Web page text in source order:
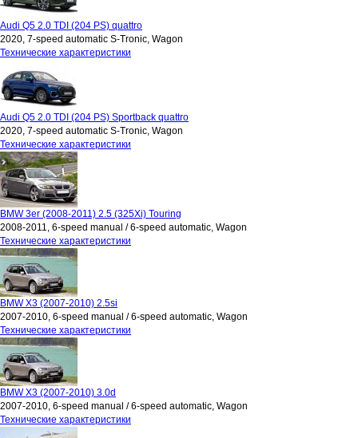
Audi Q5 2.0 TDI (204 PS) quattro
2020, 7-speed automatic S-Tronic, Wagon
Технические характеристики
Audi Q5 2.0 TDI (204 PS) Sportback quattro
2020, 7-speed automatic S-Tronic, Wagon
Технические характеристики
BMW 3er (2008-2011) 2.5 (325Xi) Touring
2008-2011, 6-speed manual / 6-speed automatic, Wagon
Технические характеристики
BMW X3 (2007-2010) 2.5si
2007-2010, 6-speed manual / 6-speed automatic, Wagon
Технические характеристики
BMW X3 (2007-2010) 3.0d
2007-2010, 6-speed manual / 6-speed automatic, Wagon
Технические характеристики